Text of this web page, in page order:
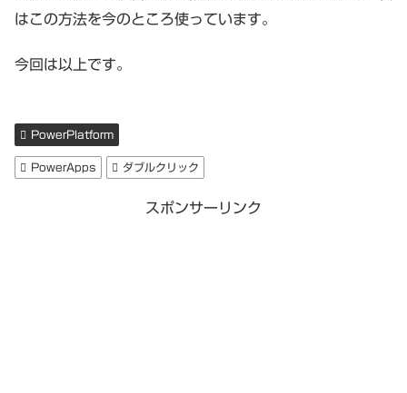
はこの方法を今のところ使っています。
今回は以上です。
PowerPlatform
PowerApps ダブルクリック
スポンサーリンク